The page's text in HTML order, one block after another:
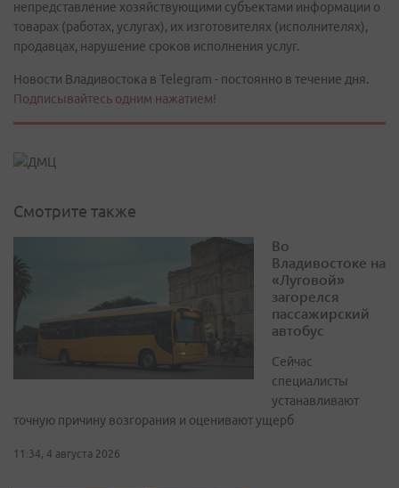
непредставление хозяйствующими субъектами информации о
товарах (работах, услугах), их изготовителях (исполнителях),
продавцах, нарушение сроков исполнения услуг.
Новости Владивостока в Telegram - постоянно в течение дня.
Подписывайтесь одним нажатием!
Смотрите также
Во
Владивостоке на
«Луговой»
загорелся
пассажирский
автобус
Сейчас
специалисты
устанавливают
точную причину возгорания и оценивают ущерб
11:34, 4 августа 2026